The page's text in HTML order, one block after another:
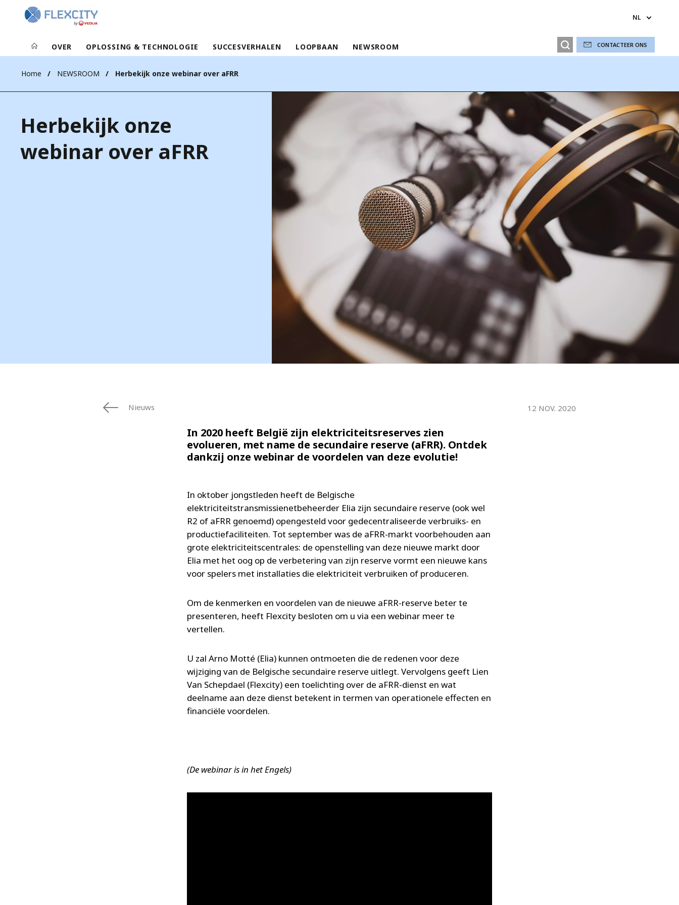
NL
OVER OPLOSSING & TECHNOLOGIE SUCCESVERHALEN LOOPBAAN NEWSROOM CONTACTEER ONS
Home NEWSROOM Herbekijk onze webinar over aFRR
Herbekijk onze
webinar over aFRR
Nieuws 12 NOV. 2020
In 2020 heeft België zijn elektriciteitsreserves zien
evolueren, met name de secundaire reserve (aFRR). Ontdek
dankzij onze webinar de voordelen van deze evolutie!
In oktober jongstleden heeft de Belgische
elektriciteitstransmissienetbeheerder Elia zijn secundaire reserve (ook wel
R2 of aFRR genoemd) opengesteld voor gedecentraliseerde verbruiks- en
productiefaciliteiten. Tot september was de aFRR-markt voorbehouden aan
grote elektriciteitscentrales: de openstelling van deze nieuwe markt door
Elia met het oog op de verbetering van zijn reserve vormt een nieuwe kans
voor spelers met installaties die elektriciteit verbruiken of produceren.
Om de kenmerken en voordelen van de nieuwe aFRR-reserve beter te
presenteren, heeft Flexcity besloten om u via een webinar meer te
vertellen.
U zal Arno Motté (Elia) kunnen ontmoeten die de redenen voor deze
wijziging van de Belgische secundaire reserve uitlegt. Vervolgens geeft Lien
Van Schepdael (Flexcity) een toelichting over de aFRR-dienst en wat
deelname aan deze dienst betekent in termen van operationele effecten en
financiële voordelen.
(De webinar is in het Engels)